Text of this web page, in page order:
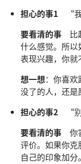
担心的事1 “我
要看清的事 比
什么感觉。所
表现兴趣，你就
想一想：你喜
没了的人，还是
担心的事2 “别
要看清的事 你
评价。如果你
自己的印象加分。